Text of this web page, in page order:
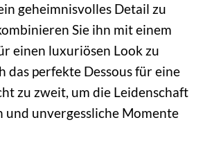
geheimnisvolles Detail zu
Sie ihn mit einem
einen luxuriösen Look zu
das perfekte Dessous für eine
zu zweit, um die Leidenschaft
und unvergessliche Momente